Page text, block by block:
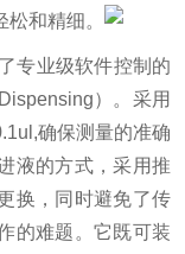
和精细。
专业级软件控制的
）。采用
确保测量的准确
液的方式，采用推
换，同时避免了传
的难题。它既可装